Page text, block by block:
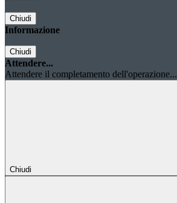
Chiudi
Informazione
Chiudi
Attendere...
Attendere il completamento dell'operazione...
Chiudi